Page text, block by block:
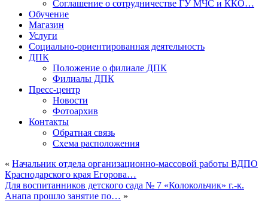
Соглашение о сотрудничестве ГУ МЧС и ККО…
Обучение
Магазин
Услуги
Социально-ориентированная деятельность
ДПК
Положение о филиале ДПК
Филиалы ДПК
Пресс-центр
Новости
Фотоархив
Контакты
Обратная связь
Схема расположения
« Начальник отдела организационно-массовой работы ВДПО
Краснодарского края Егорова…
Для воспитанников детского сада № 7 «Колокольчик» г.-к.
Анапа прошло занятие по… »